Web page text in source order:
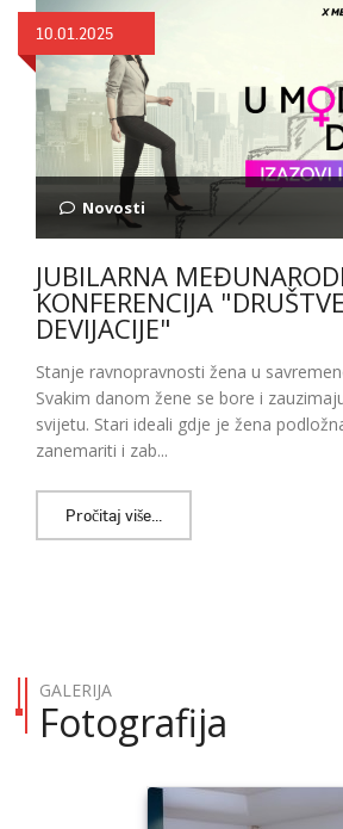
10.01.2025
Novosti
JUBILARNA
KONFERENCIJA
DEVIJACIJE"
Stanje ravnopravnosti žena u
Svakim danom žene se bore i
svijetu. Stari ideali gdje je žena
zanemariti i zab...
Pročitaj više...
GALERIJA
Fotografija